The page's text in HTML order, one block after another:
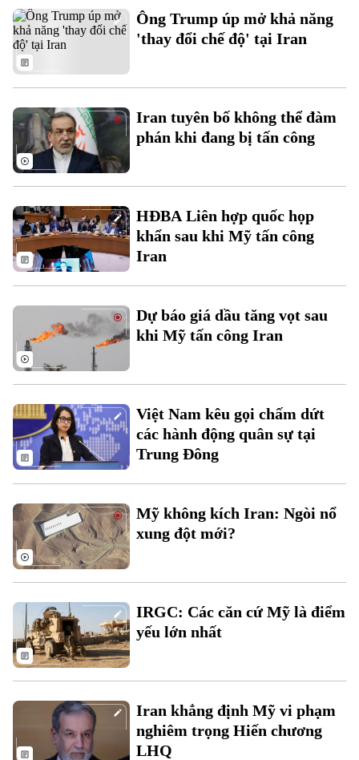
Theo dõi Hà Nội On
An ninh trật tự
Công nghệ
Người Hà Nội
Khoảnh khắc Hà Nội
Tin tức
Quân sự
Hồ sơ
Người Việt 4 phương
Kinh tế
Tin tức
Tài chính Ngân hàng
Doanh nghiệp
Nhà đất
Tin tức
Đầu tư
Đất đai
Kinh nghiệm
Tàu và Xe
Ô tô
Tàu
Xe máy
Thị trường
Giáo dục
Tuyển sinh
Hướng nghiệp
Văn hóa
Tin tức
Sức khỏe
Y tế
Dinh dưỡng
Tư vấn sức khỏe
Bóng đá
Quần vợt
Golf
Giải trí
Tin tức
Sao
Điện ảnh
Âm nhạc
Đã phát sóng
Ông Trump úp mở khả năng
'thay đổi chế độ' tại Iran
Iran tuyên bố không thể đàm
phán khi đang bị tấn công
HĐBA Liên hợp quốc họp
khẩn sau khi Mỹ tấn công
Iran
Dự báo giá dầu tăng vọt sau
khi Mỹ tấn công Iran
Việt Nam kêu gọi chấm dứt
các hành động quân sự tại
Trung Đông
Mỹ không kích Iran: Ngòi nổ
xung đột mới?
IRGC: Các căn cứ Mỹ là điểm
yếu lớn nhất
Iran khẳng định Mỹ vi phạm
nghiêm trọng Hiến chương
LHQ